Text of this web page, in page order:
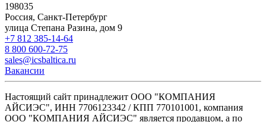
198035
Россия, Санкт-Петербург
улица Степана Разина, дом 9
+7 812 385-14-64
8 800 600-72-75
sales@icsbaltica.ru
Вакансии
Настоящий сайт принадлежит ООО "КОМПАНИЯ
АЙСИЭС", ИНН 7706123342 / КПП 770101001, компания
ООО "КОМПАНИЯ АЙСИЭС" является продавцом, а по